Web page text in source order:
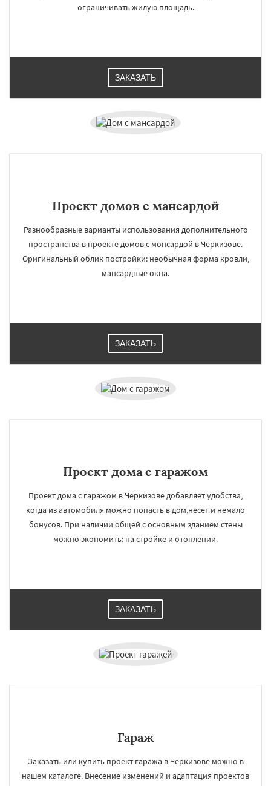
ограничивать жилую площадь.
ЗАКАЗАТЬ
Проект домов с мансардой
Разнообразные варианты использования дополнительного
пространства в проекте домов с монсардой в Черкизове.
Оригинальный облик постройки: необычная форма кровли,
мансардные окна.
ЗАКАЗАТЬ
Проект дома с гаражом
Проект дома с гаражом в Черкизове добавляет удобства,
когда из автомобиля можно попасть в дом,несет и немало
бонусов. При наличии общей с основным зданием стены
можно экономить: на стройке и отоплении.
ЗАКАЗАТЬ
Гараж
Заказать или купить проект гаража в Черкизове можно в
нашем каталоге. Внесение изменений и адаптация проектов